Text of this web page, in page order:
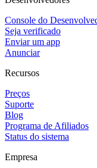
Console do
Seja verificado
Enviar um app
Anunciar
Recursos
Preços
Suporte
Blog
Programa de Afiliados
Status do sistema
Empresa